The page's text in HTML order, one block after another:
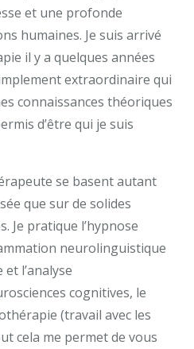
et une profonde
humaines. Je suis arrivé
il y a quelques années
extraordinaire qui
connaissances théoriques
d’être qui je suis
se basent autant
que sur de solides
Je pratique l’hypnose
neurolinguistique
l’analyse
cognitives, le
(travail avec les
cela me permet de vous